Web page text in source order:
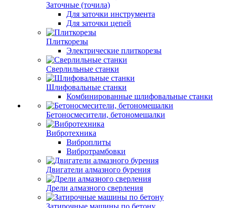
Заточные (точила)
Для заточки инструмента
Для заточки цепей
Плиткорезы
Электрические плиткорезы
Сверлильные станки
Шлифовальные станки
Комбинированные шлифовальные станки
Бетоносмесители, бетономешалки
Вибротехника
Виброплиты
Вибротрамбовки
Двигатели алмазного бурения
Дрели алмазного сверления
Затирочные машины по бетону